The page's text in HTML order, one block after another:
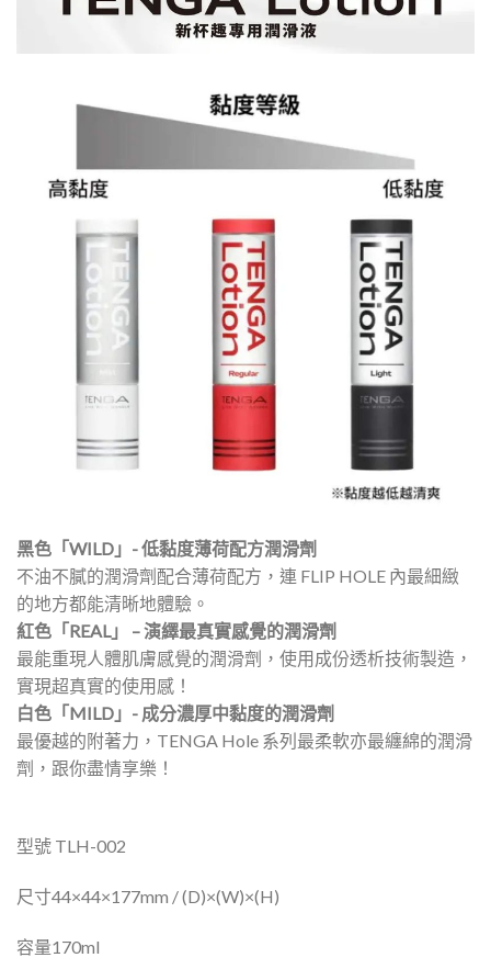
黑色「WILD」- 低黏度薄荷配方潤滑劑
不油不膩的潤滑劑配合薄荷配方，連 FLIP HOLE 內最細緻
的地方都能清晰地體驗。
紅色「REAL」 – 演繹最真實感覺的潤滑劑
最能重現人體肌膚感覺的潤滑劑，使用成份透析技術製造，
實現超真實的使用感！
白色「MILD」- 成分濃厚中黏度的潤滑劑
最優越的附著力，TENGA Hole 系列最柔軟亦最纏綿的潤滑
劑，跟你盡情享樂！
型號 TLH-002
尺寸44×44×177mm / (D)×(W)×(H)
容量170ml